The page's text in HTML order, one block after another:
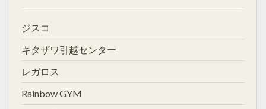
ジスコ
キタザワ引越センター
レガロス
Rainbow GYM